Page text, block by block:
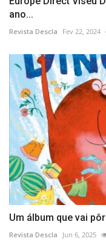
ano...
Revista Descla Fev 22, 2024
Um álbum que vai
Revista Descla Jun 6, 2025